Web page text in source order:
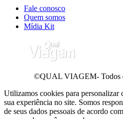
Fale conosco
Quem somos
Mídia Kit
©QUAL VIAGEM- Todos
Utilizamos cookies para personalizar
sua experiência no site. Somos
de seus dados pessoais de acordo